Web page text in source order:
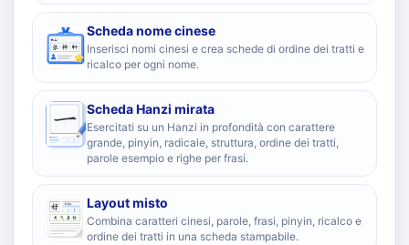
Scheda nome cinese
Inserisci nomi cinesi e crea schede di ordine dei tratti e
ricalco per ogni nome.
Scheda Hanzi mirata
Esercitati su un Hanzi in profondità con carattere
grande, pinyin, radicale, struttura, ordine dei tratti,
parole esempio e righe per frasi.
Layout misto
Combina caratteri cinesi, parole, frasi, pinyin, ricalco e
ordine dei tratti in una scheda stampabile.